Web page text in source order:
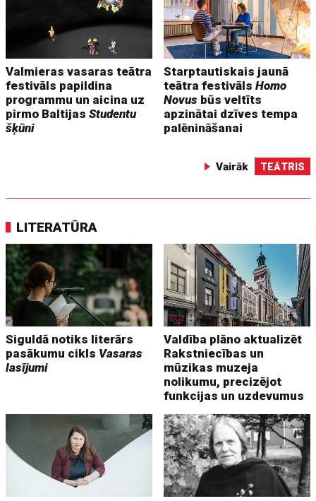
Valmieras vasaras teātra
festivāls papildina
programmu un aicina uz
pirmo BaltijasStudentu
šķūni
Starptautiskais jaunā
teātra festivālsHomo
Novus būs veltīts
apzinātai dzīves tempa
palēnināšanai
Vairāk TEĀTRIS
LITERATŪRA
Siguldā notiks literārs
pasākumu cikls Vasaras
lasījumi
Valdība plāno aktualizēt
Rakstniecības un
mūzikas muzeja
nolikumu, precizējot
funkcijas un uzdevumus